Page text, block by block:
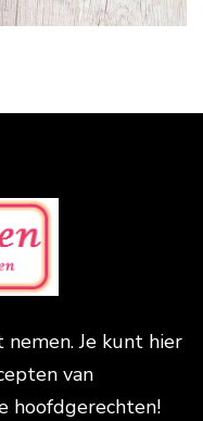
Je kunt hier
van
hoofdgerechten!